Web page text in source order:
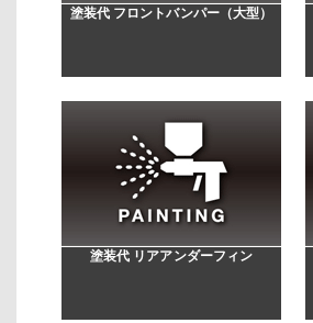
塗装代 フロントバンパー（大型）
塗装代 リアアンダーフィン